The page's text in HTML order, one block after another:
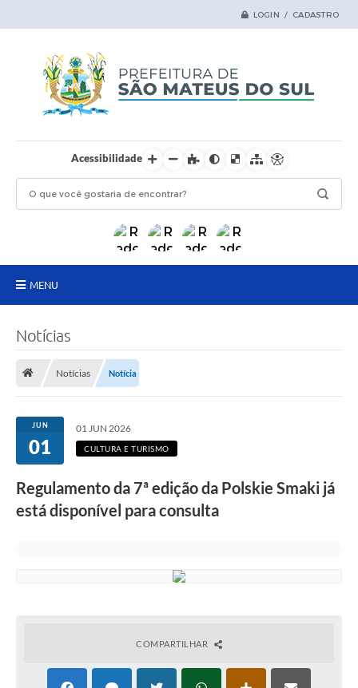
LOGIN / CADASTRO
Acessibilidade
MENU
Transparência
Secretarias
Ouvidoria
PSS Unificado 2025
Notícias
Notícias Notícia
JUN
01
01 JUN 2026
CULTURA E TURISMO
Regulamento da 7ª edição da Polskie Smaki já
está disponível para consulta
COMPARTILHAR